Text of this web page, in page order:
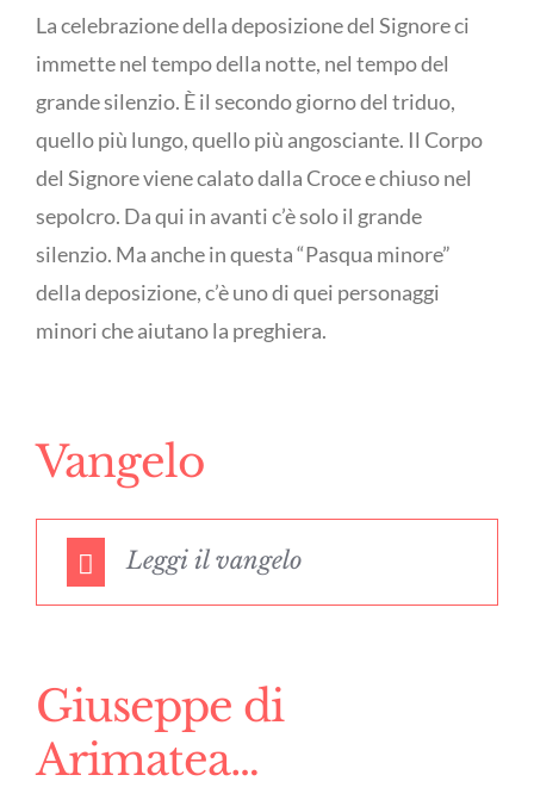
La celebrazione della deposizione del Signore ci
immette nel tempo della notte, nel tempo del
grande silenzio. È il secondo giorno del triduo,
quello più lungo, quello più angosciante. Il Corpo
del Signore viene calato dalla Croce e chiuso nel
sepolcro. Da qui in avanti c’è solo il grande
silenzio. Ma anche in questa “Pasqua minore”
della deposizione, c’è uno di quei personaggi
minori che aiutano la preghiera.
Vangelo
Leggi il vangelo
Giuseppe di
Arimatea…